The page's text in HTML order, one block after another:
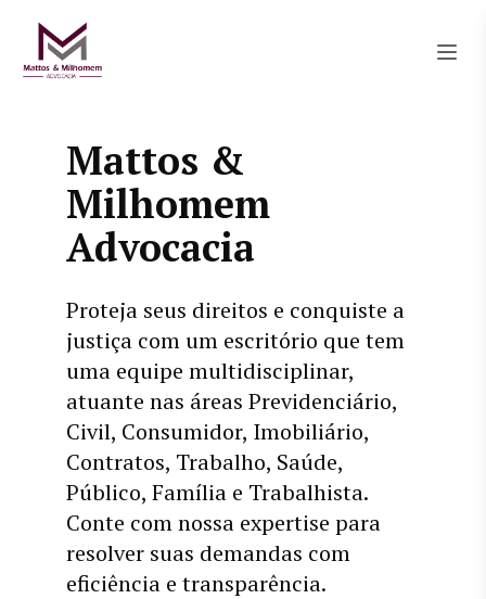
Mattos &
Milhomem
Advocacia
Proteja seus direitos e conquiste a
justiça com um escritório que tem
uma equipe multidisciplinar,
atuante nas áreas Previdenciário,
Civil, Consumidor, Imobiliário,
Contratos, Trabalho, Saúde,
Público, Família e Trabalhista.
Conte com nossa expertise para
resolver suas demandas com
eficiência e transparência.